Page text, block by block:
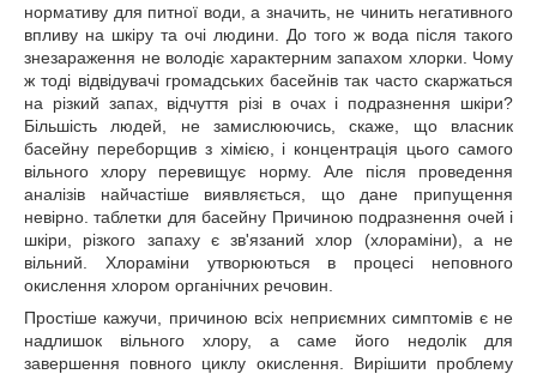
нормативу для питної води, а значить, не чинить негативного
впливу на шкіру та очі людини. До того ж вода після такого
знезараження не володіє характерним запахом хлорки. Чому
ж тоді відвідувачі громадських басейнів так часто скаржаться
на різкий запах, відчуття різі в очах і подразнення шкіри?
Більшість людей, не замислюючись, скаже, що власник
басейну переборщив з хімією, і концентрація цього самого
вільного хлору перевищує норму. Але після проведення
аналізів найчастіше виявляється, що дане припущення
невірно. таблетки для басейну Причиною подразнення очей і
шкіри, різкого запаху є зв'язаний хлор (хлораміни), а не
вільний. Хлораміни утворюються в процесі неповного
окислення хлором органічних речовин.
Простіше кажучи, причиною всіх неприємних симптомів є не
надлишок вільного хлору, а саме його недолік для
завершення повного циклу окислення. Вирішити проблему